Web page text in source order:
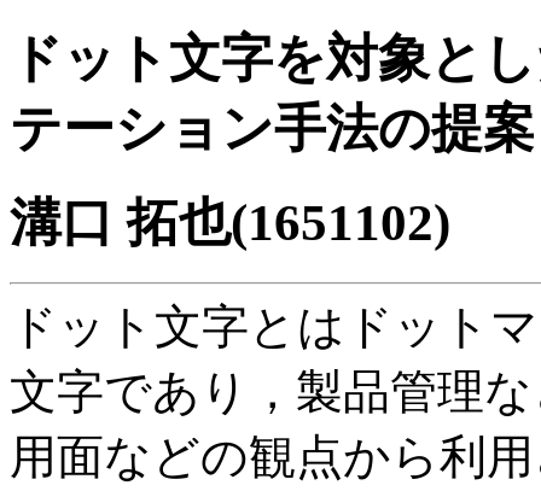
ドット文字を対象と
テーション手法の提案
溝口 拓也(1651102)
ドット文字とはドット
文字であり，製品管理
用面などの観点から利